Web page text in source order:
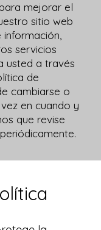
mejorar el
sitio web
servicios
usted a través
de
cambiarse o
en cuando y
que revise